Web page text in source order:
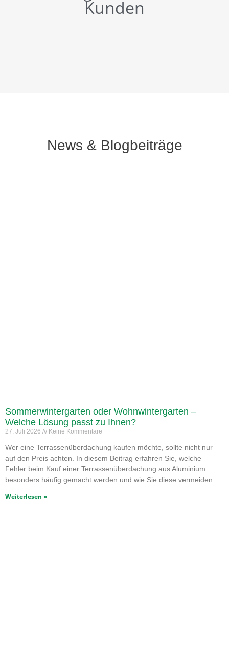
Kunden
News & Blogbeiträge
Sommerwintergarten oder Wohnwintergarten –
Welche Lösung passt zu Ihnen?
27. Juli 2026 Keine Kommentare
Wer eine Terrassenüberdachung kaufen möchte, sollte nicht nur
auf den Preis achten. In diesem Beitrag erfahren Sie, welche
Fehler beim Kauf einer Terrassenüberdachung aus Aluminium
besonders häufig gemacht werden und wie Sie diese vermeiden.
Weiterlesen »